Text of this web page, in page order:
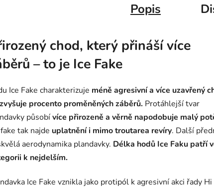
Popis
chod, který přináší více
– to je Ice Fake
Ice Fake charakterizuje méně agresivní a více uzavřený
procento proměněných záběrů. Protáhlejší tvar
působívíce přirozeně a věrně napodobuje malý
tak najde uplatnění i mimo troutarea revíry. Další
aerodynamika plandavky. Délka hodů Ice Faku patří
k nejdelším.
Ice Fake vznikla jako protipól k agresivní akci řady Hi